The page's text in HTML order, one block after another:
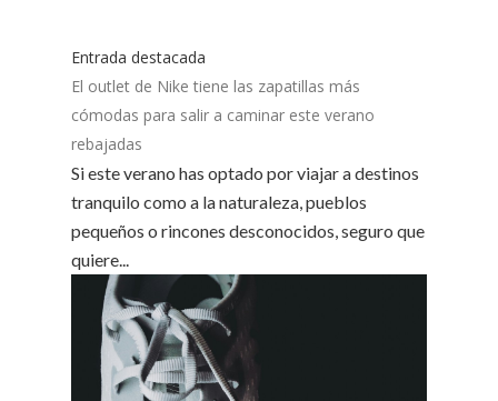
Entrada destacada
El outlet de Nike tiene las zapatillas más
cómodas para salir a caminar este verano
rebajadas
Si este verano has optado por viajar a destinos
tranquilo como a la naturaleza, pueblos
pequeños o rincones desconocidos, seguro que
quiere...